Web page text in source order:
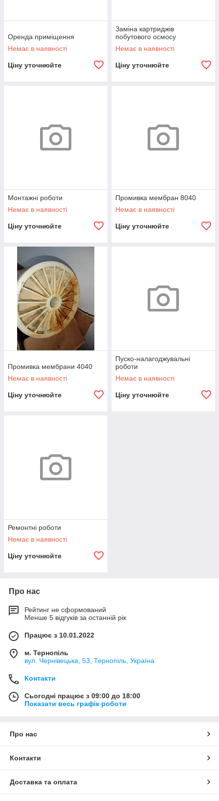
Оренда приміщення
Немає в наявності
Ціну уточнюйте
Заміна картриджів
побутового осмосу
Немає в наявності
Ціну уточнюйте
Монтажні роботи
Немає в наявності
Ціну уточнюйте
Промивка мембран 8040
Немає в наявності
Ціну уточнюйте
Промивка мембрани 4040
Немає в наявності
Ціну уточнюйте
Пуско-налагоджувальні
роботи
Немає в наявності
Ціну уточнюйте
Ремонтні роботи
Немає в наявності
Ціну уточнюйте
Про нас
Рейтинг не сформований
Менше 5 відгуків за останній рік
Працює з 10.01.2022
м. Тернопіль
вул. Чернівецька, 53, Тернопіль, Україна
Контакти
Сьогодні працює з 09:00 до 18:00
Показати весь графік роботи
Про нас
Контакти
Доставка та оплата